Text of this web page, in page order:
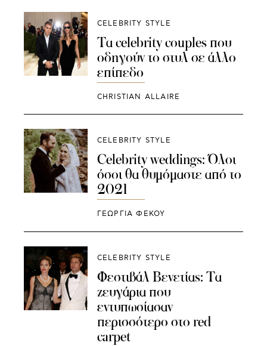
CELEBRITY STYLE
Τα celebrity couples που
οδηγούν το στυλ σε άλλο
επίπεδο
CHRISTIAN ALLAIRE
CELEBRITY STYLE
Celebrity weddings: Όλοι
όσοι θα θυμόμαστε από το
2021
ΓΕΩΡΓΙΑ ΦΕΚΟΥ
CELEBRITY STYLE
Φεστιβάλ Βενετίας: Τα
ζευγάρια που
εντυπωσίασαν
περισσότερο στο red
carpet